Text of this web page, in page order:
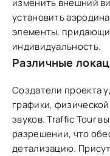
изменить внешний
установить
элементы,
индивидуальность.
Различные
Создатели проекта
графики,
звуков. Traffic Tour
разрешении, что
детализацию.